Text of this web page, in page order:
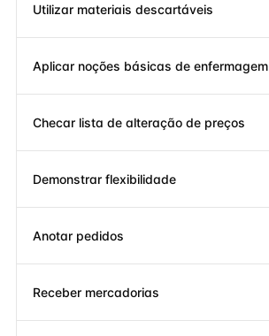
Utilizar materiais descartáveis
Aplicar noções básicas de enfermagem
Checar lista de alteração de preços
Demonstrar flexibilidade
Anotar pedidos
Receber mercadorias